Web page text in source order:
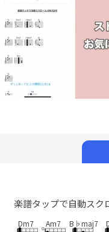
楽譜タップで自動スク
Dm7 Am7 B♭maj7